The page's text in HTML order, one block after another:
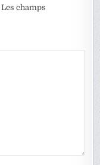
Les champs